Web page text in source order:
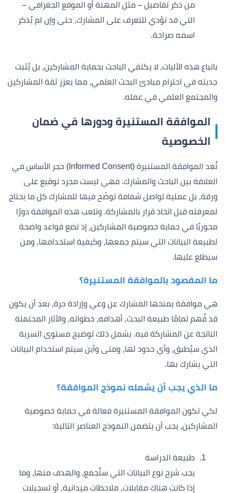
من ذكر تفاصيل – مثل المهنة أو الموقع الجغرافي –
التي قد تؤدي للتعرف على المشارك، حتى وإن لم يُذكر
اسمه صراحة.
باتباع هذه الآليات، لا يكتفي الباحث بحماية المشاركين، بل يُثبت
جديته في احترام مبادئ البحث العلمي، مما يعزز ثقة المشاركين
والمجتمع العلمي في عمله.
الموافقة المستنيرة ودورها في ضمان
الخصوصية
تُعد الموافقة المستنيرة (Informed Consent) حجر الأساس في
العلاقة بين الباحث والمشارك. فهي ليست مجرد توقيع على
ورقة، بل عملية تواصل شفافة توضّح فيها للمشارك كل ما يحتاج
لمعرفته قبل اتخاذ قرار بالمشاركة. وتلعب هذه الموافقة دورًا
محوريًا في حماية خصوصية المشاركين، إذ تضع قواعد واضحة
لطبيعة البيانات التي سيتم جمعها، وكيفية استخدامها، ومن
سيطلع عليها.
ما المقصود بالموافقة المستنيرة؟
هي موافقة يمنحها المشارك عن وعي وإرادة حرة، بعد أن يكون
قد فُهم تمامًا طبيعة البحث، أهدافه، خطواته، والآثار المحتملة
الناتجة عن المشاركة فيه. يشمل ذلك توضيح مستوى السرية
الذي سيُطبق، وأي حدود لها، ومتى وأين سيتم استخدام البيانات
التي يشارك بها.
ما الذي يجب أن يشمله نموذج الموافقة؟
لكي تكون الموافقة المستنيرة فعالة في حماية خصوصية
المشاركين، يجب أن يتضمن النموذج العناصر التالية:
طبيعة الدراسة
يجب شرح نوع البيانات التي ستُجمع، والهدف منها، وما
إذا كانت هناك مقابلات، ملاحظات ميدانية، أو تسجيلات